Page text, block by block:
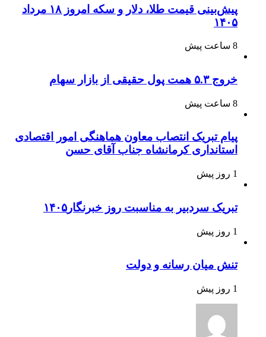
پیش‌بینی قیمت طلا، دلار و سکه امروز ۱۸ مرداد
۱۴۰۵
8 ساعت پیش
خروج ۵.۳ همت پول حقیقی از بازار سهام
8 ساعت پیش
پیام تبریک انتصاب معاون هماهنگی امور اقتصادی
استانداری کرمانشاه جناب آقای حسن
1 روز پیش
تبریک سردبیر به مناسبت روز خبرنگار۱۴۰۵
1 روز پیش
تنش میان رسانه و دولت
1 روز پیش